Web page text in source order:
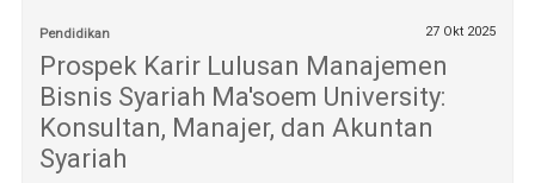
Pendidikan 27 Okt 2025
Prospek Karir Lulusan Manajemen
Bisnis Syariah Ma'soem University:
Konsultan, Manajer, dan Akuntan
Syariah